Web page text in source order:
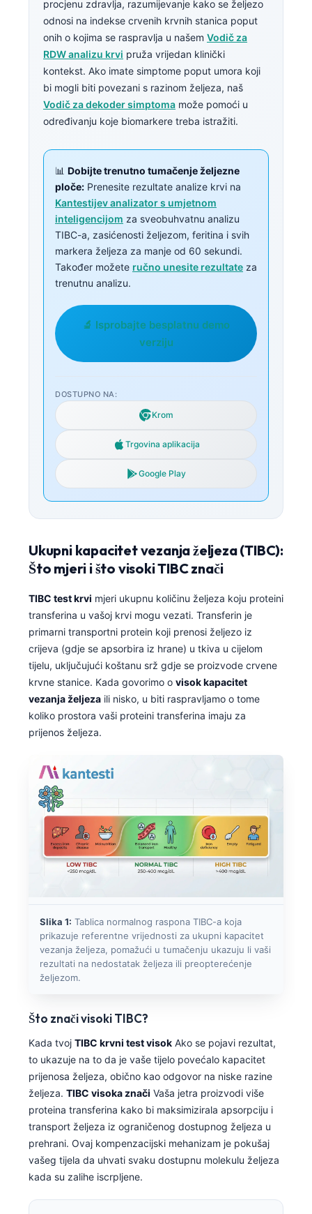
procjenu zdravlja, razumijevanje kako se željezo
odnosi na indekse crvenih krvnih stanica poput
onih o kojima se raspravlja u našem Vodič za
RDW analizu krvi pruža vrijedan klinički
kontekst. Ako imate simptome poput umora koji
bi mogli biti povezani s razinom željeza, naš
Vodič za dekoder simptoma može pomoći u
određivanju koje biomarkere treba istražiti.
📊 Dobijte trenutno tumačenje željezne
ploče: Prenesite rezultate analize krvi na
Kantestijev analizator s umjetnom
inteligencijom za sveobuhvatnu analizu
TIBC-a, zasićenosti željezom, feritina i svih
markera željeza za manje od 60 sekundi.
Također možete ručno unesite rezultate za
trenutnu analizu.
🔬 Isprobajte besplatnu demo
verziju
DOSTUPNO NA:
Krom
Trgovina aplikacija
Google Play
Ukupni kapacitet vezanja željeza (TIBC):
Što mjeri i što visoki TIBC znači
TIBC test krvi mjeri ukupnu količinu željeza koju proteini
transferina u vašoj krvi mogu vezati. Transferin je
primarni transportni protein koji prenosi željezo iz
crijeva (gdje se apsorbira iz hrane) u tkiva u cijelom
tijelu, uključujući koštanu srž gdje se proizvode crvene
krvne stanice. Kada govorimo o visok kapacitet
vezanja željeza ili nisko, u biti raspravljamo o tome
koliko prostora vaši proteini transferina imaju za
prijenos željeza.
Slika 1: Tablica normalnog raspona TIBC-a koja
prikazuje referentne vrijednosti za ukupni kapacitet
vezanja željeza, pomažući u tumačenju ukazuju li vaši
rezultati na nedostatak željeza ili preopterećenje
željezom.
Što znači visoki TIBC?
Kada tvoj TIBC krvni test visok Ako se pojavi rezultat,
to ukazuje na to da je vaše tijelo povećalo kapacitet
prijenosa željeza, obično kao odgovor na niske razine
željeza. TIBC visoka znači Vaša jetra proizvodi više
proteina transferina kako bi maksimizirala apsorpciju i
transport željeza iz ograničenog dostupnog željeza u
prehrani. Ovaj kompenzacijski mehanizam je pokušaj
vašeg tijela da uhvati svaku dostupnu molekulu željeza
kada su zalihe iscrpljene.